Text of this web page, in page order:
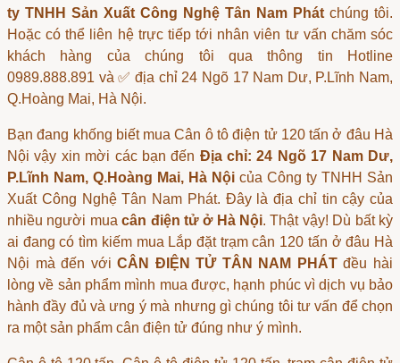
ty TNHH Sản Xuất Công Nghệ Tân Nam Phát chúng tôi.
Hoặc có thể liên hệ trực tiếp tới nhân viên tư vấn chăm sóc
khách hàng của chúng tôi qua thông tin Hotline
0989.888.891 và ✅ địa chỉ 24 Ngõ 17 Nam Dư, P.Lĩnh Nam,
Q.Hoàng Mai, Hà Nội.
Bạn đang khống biết mua Cân ô tô điện tử 120 tấn ở đâu Hà
Nội vậy xin mời các bạn đến Địa chỉ: 24 Ngõ 17 Nam Dư,
P.Lĩnh Nam, Q.Hoàng Mai, Hà Nội của Công ty TNHH Sản
Xuất Công Nghệ Tân Nam Phát. Đây là địa chỉ tin cậy của
nhiều người muacân điện tử ở Hà Nội. Thật vậy! Dù bất kỳ
ai đang có tìm kiếm mua Lắp đặt trạm cân 120 tấn ở đâu Hà
Nội mà đến vớiCÂN ĐIỆN TỬ TÂN NAM PHÁTđều hài
lòng về sản phẩm mình mua được, hạnh phúc vì dịch vụ bảo
hành đầy đủ và ưng ý mà nhưng gì chúng tôi tư vấn để chọn
ra một sản phẩm cân điện tử đúng như ý mình.